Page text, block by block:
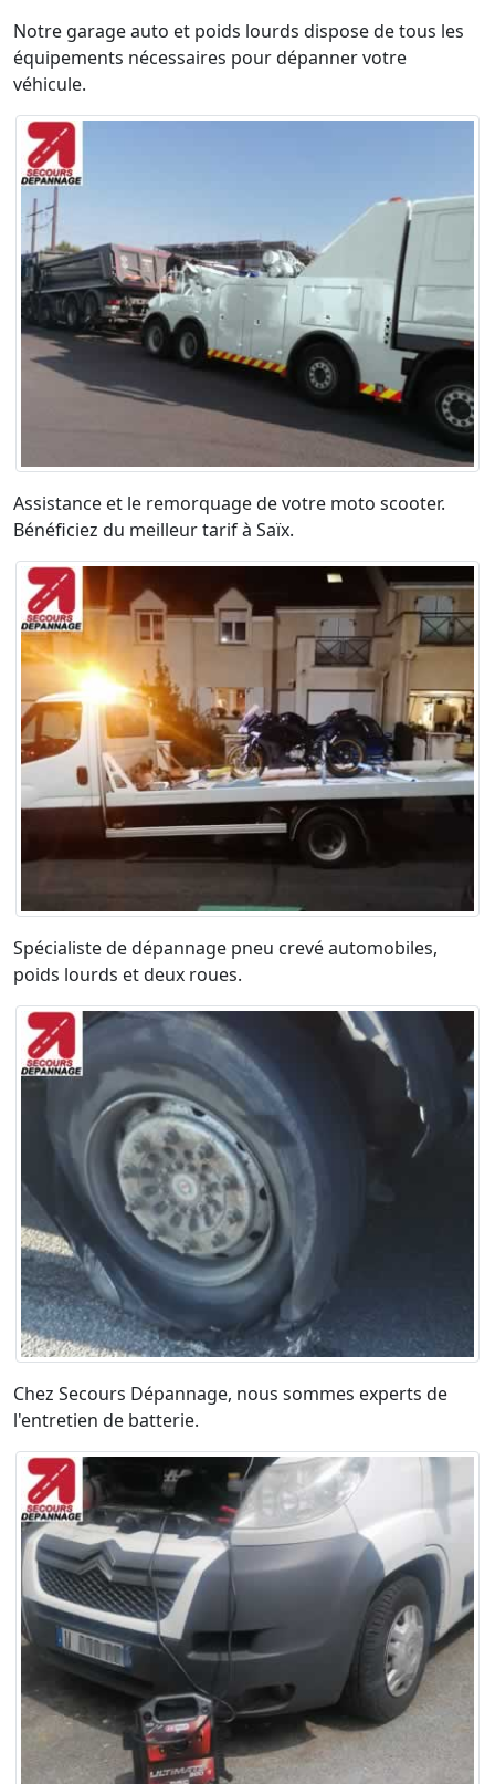
Notre garage auto et poids lourds dispose de tous les
équipements nécessaires pour dépanner votre
véhicule.
Assistance et le remorquage de votre moto scooter.
Bénéficiez du meilleur tarif à Saïx.
Spécialiste de dépannage pneu crevé automobiles,
poids lourds et deux roues.
Chez Secours Dépannage, nous sommes experts de
l'entretien de batterie.